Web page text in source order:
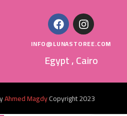
INFO@LUNASTOREE.COM
Egypt , Cairo
Ahmed MagdyCopyright2023